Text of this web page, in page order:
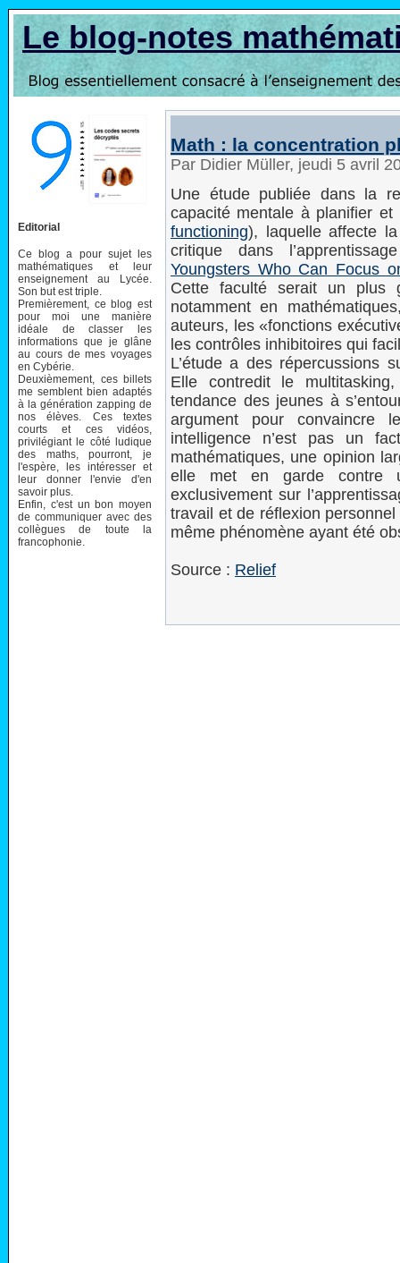
Le blog-notes
Editorial
Ce blog a pour sujet les
mathématiques et leur
enseignement au Lycée.
Son but est triple.
Premièrement, ce blog est
pour moi une manière
idéale de classer les
informations que je glâne
au cours de mes voyages
en Cybérie.
Deuxièmement, ces billets
me semblent bien adaptés
à la génération zapping de
nos élèves. Ces textes
courts et ces vidéos,
privilégiant le côté ludique
des maths, pourront, je
l'espère, les intéresser et
leur donner l'envie d'en
savoir plus.
Enfin, c'est un bon moyen
de communiquer avec des
collègues de toute la
francophonie.
Math : la concentration
Par Didier Müller, jeudi 5 avril
Une étude publiée dans la
capacité mentale à planifier
functioning), laquelle affecte
critique dans
Youngsters Who Can Focus
Cette faculté serait un plus
notamment en
auteurs, les «fonctions
les contrôles inhibitoires qui
L’étude a des répercussions
Elle contredit le
tendance des jeunes à
argument pour convaincre
intelligence n’est pas un
mathématiques, une opinion
elle met en garde contre
exclusivement sur
travail et de réflexion
même phénomène ayant été
Source : Relief